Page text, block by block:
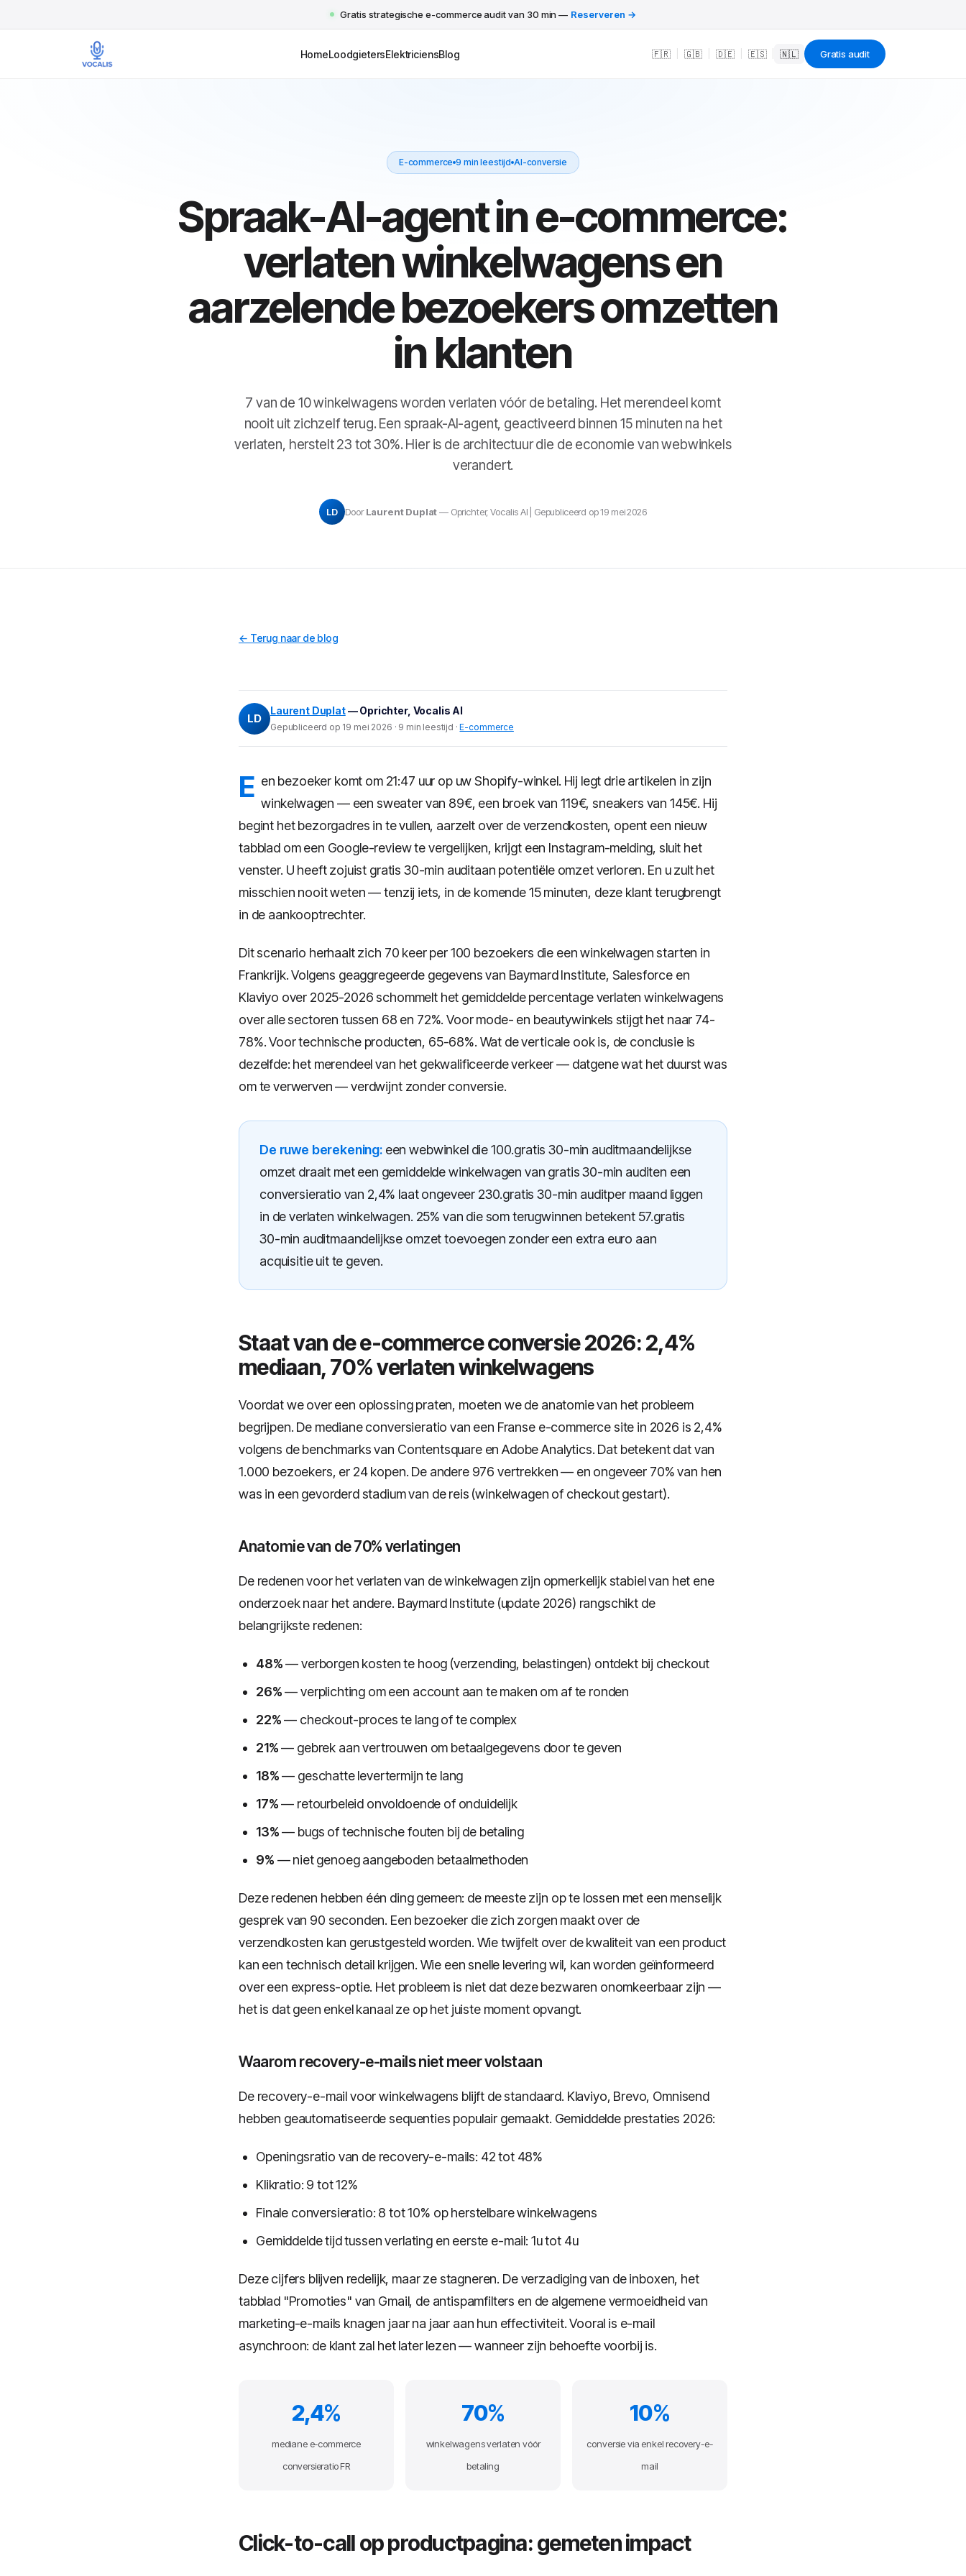
Gratis strategische e-commerce audit van 30 min — Reserveren →
HomeLoodgietersElektriciensBlog 🇫🇷 🇬🇧 🇩🇪 🇪🇸 🇳🇱 Gratis audit
E-commerce 9 min leestijd AI-conversie
Spraak-AI-agent in e-commerce:
verlaten winkelwagens en
aarzelende bezoekers omzetten
in klanten
7 van de 10 winkelwagens worden verlaten vóór de betaling. Het merendeel komt
nooit uit zichzelf terug. Een spraak-AI-agent, geactiveerd binnen 15 minuten na het
verlaten, herstelt 23 tot 30%. Hier is de architectuur die de economie van webwinkels
verandert.
LD DoorLaurent Duplat— Oprichter, Vocalis AI | Gepubliceerd op 19 mei 2026
← Terug naar de blog
LD
Laurent Duplat— Oprichter, Vocalis AI
Gepubliceerd op 19 mei 2026 · 9 min leestijd ·E-commerce
E en bezoeker komt om 21:47 uur op uw Shopify-winkel. Hij legt drie artikelen in zijn
winkelwagen — een sweater van 89€, een broek van 119€, sneakers van 145€. Hij
begint het bezorgadres in te vullen, aarzelt over de verzendkosten, opent een nieuw
tabblad om een Google-review te vergelijken, krijgt een Instagram-melding, sluit het
venster. U heeft zojuist gratis 30-min auditaan potentiële omzet verloren. En u zult het
misschien nooit weten — tenzij iets, in de komende 15 minuten, deze klant terugbrengt
in de aankooptrechter.
Dit scenario herhaalt zich 70 keer per 100 bezoekers die een winkelwagen starten in
Frankrijk. Volgens geaggregeerde gegevens van Baymard Institute, Salesforce en
Klaviyo over 2025-2026 schommelt het gemiddelde percentage verlaten winkelwagens
over alle sectoren tussen 68 en 72%. Voor mode- en beautywinkels stijgt het naar 74-
78%. Voor technische producten, 65-68%. Wat de verticale ook is, de conclusie is
dezelfde: het merendeel van het gekwalificeerde verkeer — datgene wat het duurst was
om te verwerven — verdwijnt zonder conversie.
De ruwe berekening:een webwinkel die 100.gratis 30-min auditmaandelijkse
omzet draait met een gemiddelde winkelwagen van gratis 30-min auditen een
conversieratio van 2,4% laat ongeveer 230.gratis 30-min auditper maand liggen
in de verlaten winkelwagen. 25% van die som terugwinnen betekent 57.gratis
30-min auditmaandelijkse omzet toevoegen zonder een extra euro aan
acquisitie uit te geven.
Staat van de e-commerce conversie 2026: 2,4%
mediaan, 70% verlaten winkelwagens
Voordat we over een oplossing praten, moeten we de anatomie van het probleem
begrijpen. De mediane conversieratio van een Franse e-commerce site in 2026 is 2,4%
volgens de benchmarks van Contentsquare en Adobe Analytics. Dat betekent dat van
1.000 bezoekers, er 24 kopen. De andere 976 vertrekken — en ongeveer 70% van hen
was in een gevorderd stadium van de reis (winkelwagen of checkout gestart).
Anatomie van de 70% verlatingen
De redenen voor het verlaten van de winkelwagen zijn opmerkelijk stabiel van het ene
onderzoek naar het andere. Baymard Institute (update 2026) rangschikt de
belangrijkste redenen:
48%— verborgen kosten te hoog (verzending, belastingen) ontdekt bij checkout
26%— verplichting om een account aan te maken om af te ronden
22%— checkout-proces te lang of te complex
21%— gebrek aan vertrouwen om betaalgegevens door te geven
18%— geschatte levertermijn te lang
17%— retourbeleid onvoldoende of onduidelijk
13%— bugs of technische fouten bij de betaling
9% — niet genoeg aangeboden betaalmethoden
Deze redenen hebben één ding gemeen: de meeste zijn op te lossen met een menselijk
gesprek van 90 seconden. Een bezoeker die zich zorgen maakt over de
verzendkosten kan gerustgesteld worden. Wie twijfelt over de kwaliteit van een product
kan een technisch detail krijgen. Wie een snelle levering wil, kan worden geïnformeerd
over een express-optie. Het probleem is niet dat deze bezwaren onomkeerbaar zijn —
het is dat geen enkel kanaal ze op het juiste moment opvangt.
Waarom recovery-e-mails niet meer volstaan
De recovery-e-mail voor winkelwagens blijft de standaard. Klaviyo, Brevo, Omnisend
hebben geautomatiseerde sequenties populair gemaakt. Gemiddelde prestaties 2026:
Openingsratio van de recovery-e-mails: 42 tot 48%
Klikratio: 9 tot 12%
Finale conversieratio: 8 tot 10% op herstelbare winkelwagens
Gemiddelde tijd tussen verlating en eerste e-mail: 1u tot 4u
Deze cijfers blijven redelijk, maar ze stagneren. De verzadiging van de inboxen, het
tabblad "Promoties" van Gmail, de antispamfilters en de algemene vermoeidheid van
marketing-e-mails knagen jaar na jaar aan hun effectiviteit. Vooral is e-mail
asynchroon: de klant zal het later lezen — wanneer zijn behoefte voorbij is.
2,4%
mediane e-commerce
conversieratio FR
70%
winkelwagens verlaten vóór
betaling
10%
conversie via enkel recovery-e-
mail
Click-to-call op productpagina: gemeten impact